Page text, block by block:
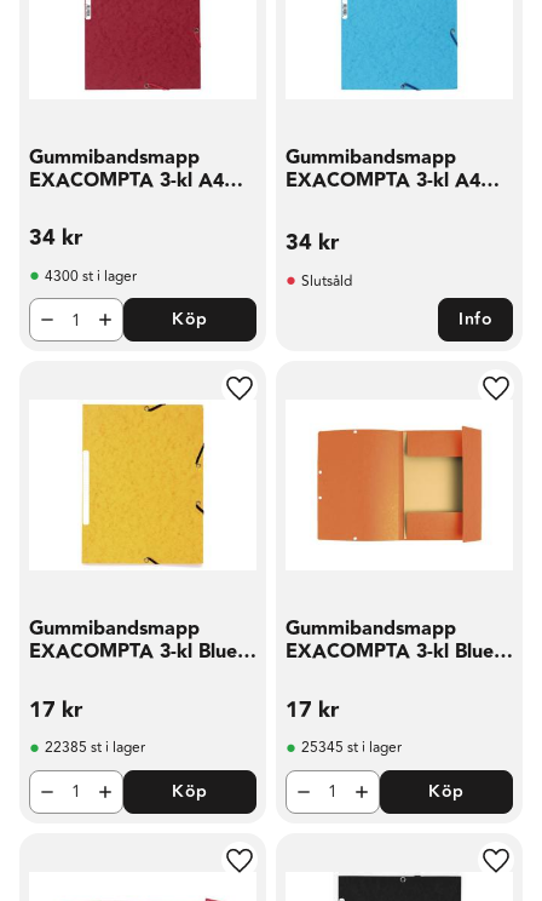
Gummibandsmapp
EXACOMPTA 3-kl A4
34 kr
4300 st i lager
Köp
Gummibandsmapp
EXACOMPTA 3-kl A4
34 kr
Slutsåld
Info
Gummibandsmapp
EXACOMPTA 3-kl Blue
17 kr
Lägg till i favoriter
22385 st i lager
Köp
Gummibandsmapp
EXACOMPTA 3-kl Blue
17 kr
25345 st i lager
Köp
Lägg till i favoriter